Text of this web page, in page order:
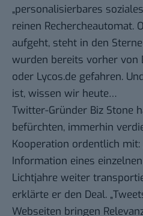
„personalisierbares
reinen Rechercheautomat.
aufgeht, steht in den
wurden bereits vorher von
oder Lycos.de gefahren.
ist, wissen wir heute…
Twitter-Gründer Biz Stone
befürchten, immerhin
Kooperation ordentlich mit:
Information eines
Lichtjahre weiter
erklärte er den Deal.
Webseiten bringen